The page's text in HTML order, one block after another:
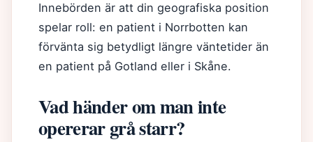
Innebörden är att din geografiska position
spelar roll: en patient i Norrbotten kan
förvänta sig betydligt längre väntetider än
en patient på Gotland eller i Skåne.
Vad händer om man inte
opererar grå starr?